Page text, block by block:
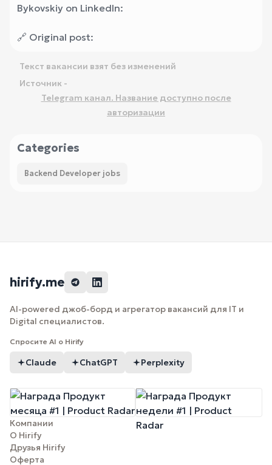
Bykovskiy on LinkedIn:
🔗 Original post:
Текст вакансии взят без изменений
Источник -
Telegram канал. Название доступно после
авторизации
Categories
Backend Developer jobs
hirify.me
AI-powered джоб-борд и агрегатор вакансий для IT и
Digital специалистов.
Спросите AI о Hirify
Claude ChatGPT Perplexity
Компании
О Hirify
Друзья Hirify
Оферта